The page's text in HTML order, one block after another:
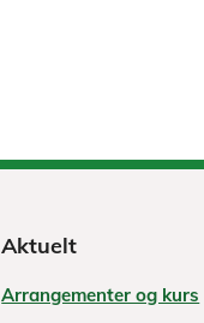
Aktuelt
Arrangementer og kurs